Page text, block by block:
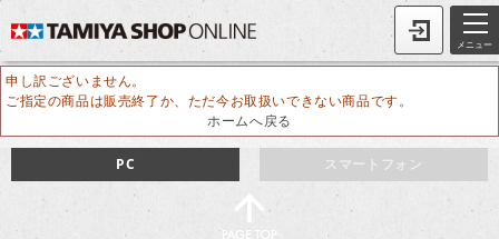
メニュー
申し訳ございません。
ご指定の商品は販売終了か、ただ今お取扱いできない商品です。
ホームへ戻る
スマートフォン
PC